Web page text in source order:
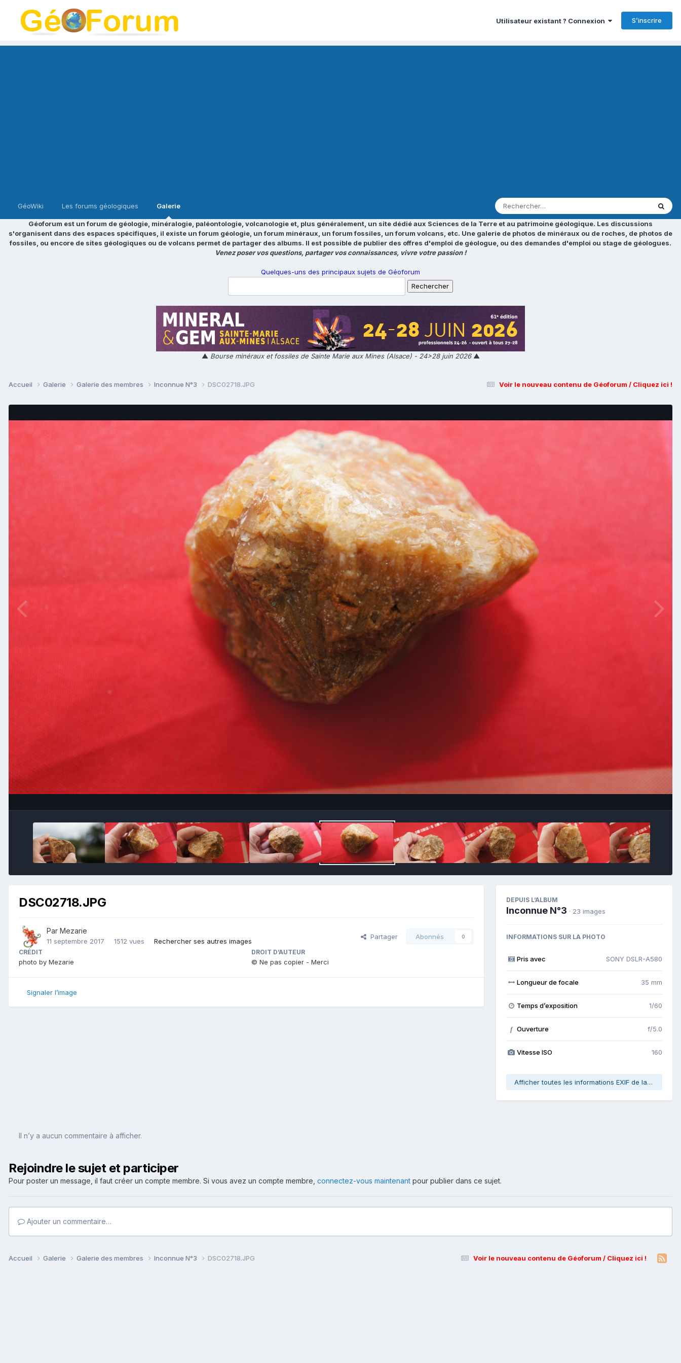
Utilisateur existant ? Connexion S’inscrire
GéoWiki Les forums géologiques Galerie
Géoforum est un forum de géologie, minéralogie, paléontologie, volcanologie et, plus généralement, un site dédié aux Sciences de la Terre et au patrimoine géologique. Les discussions
s'organisent dans des espaces spécifiques, il existe un forum géologie, un forum minéraux, un forum fossiles, un forum volcans, etc. Une galerie de photos de minéraux ou de roches, de photos de
fossiles, ou encore de sites géologiques ou de volcans permet de partager des albums. Il est possible de publier des offres d'emploi de géologue, ou des demandes d'emploi ou stage de géologues.
Venez poser vos questions, partager vos connaissances, vivre votre passion !
Quelques-uns des principaux sujets de Géoforum
▲ Bourse minéraux et fossiles de Sainte Marie aux Mines (Alsace) - 24>28 juin 2026▲
Voir le nouveau contenu de Géoforum / Cliquez ici !
Accueil Galerie Galerie des membres Inconnue N°3 DSC02718.JPG
DSC02718.JPG
Par Mezarie
11 septembre 2017 1512 vues Rechercher ses autres images
Partager Abonnés 0
CRÉDIT
photo by Mezarie
DROIT D’AUTEUR
© Ne pas copier - Merci
Signaler l’image
DEPUIS L’ALBUM
Inconnue N°3 · 23 images
INFORMATIONS SUR LA PHOTO
Pris avec SONY DSLR-A580
Longueur de focale 35 mm
Temps d’exposition 1/60
f Ouverture f/5.0
Vitesse ISO 160
Afficher toutes les informations EXIF de la photo
Il n’y a aucun commentaire à afficher.
Rejoindre le sujet et participer
Pour poster un message, il faut créer un compte membre. Si vous avez un compte membre, connectez-vous maintenant pour publier dans ce sujet.
Ajouter un commentaire…
Voir le nouveau contenu de Géoforum / Cliquez ici !
Accueil Galerie Galerie des membres Inconnue N°3 DSC02718.JPG